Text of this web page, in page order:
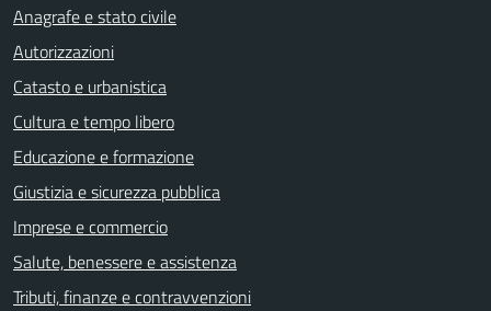
Anagrafe e stato civile
Autorizzazioni
Catasto e urbanistica
Cultura e tempo libero
Educazione e formazione
Giustizia e sicurezza pubblica
Imprese e commercio
Salute, benessere e assistenza
Tributi, finanze e contravvenzioni